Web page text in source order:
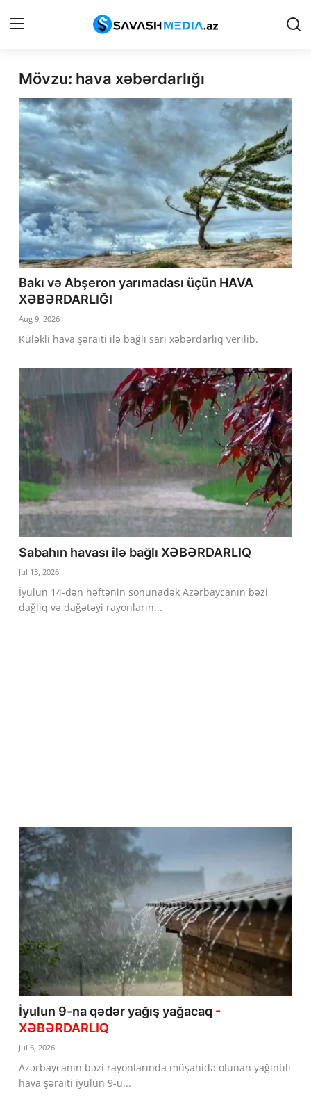
Reklam
Gündəm
Haqqımızda
Əlaqə
Peşə etikası
Siyasət
İqtisadiyyat
Hadisə
Dünya
İdman
Kriminal
Mövqe
Maraqlı
Sağlıq
Digər
Mövzu: hava xəbərdarlığı
Bakı və Abşeron yarımadası üçün HAVA
XƏBƏRDARLIĞI
Aug 9, 2026
Küləkli hava şəraiti ilə bağlı sarı xəbərdarlıq verilib.
Sabahın havası ilə bağlı XƏBƏRDARLIQ
Jul 13, 2026
İyulun 14-dən həftənin sonunadək Azərbaycanın bəzi
dağlıq və dağətəyi rayonların...
İyulun 9-na qədər yağış yağacaq -
XƏBƏRDARLIQ
Jul 6, 2026
Azərbaycanın bəzi rayonlarında müşahidə olunan yağıntılı
hava şəraiti iyulun 9-u...